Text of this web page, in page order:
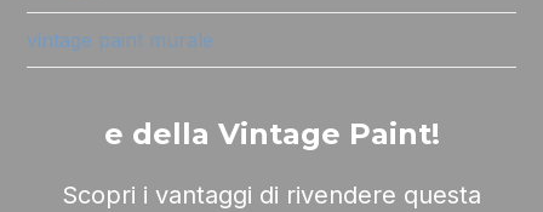
vintage paint murale
e della Vintage Paint!
Scopri i vantaggi di rivendere questa